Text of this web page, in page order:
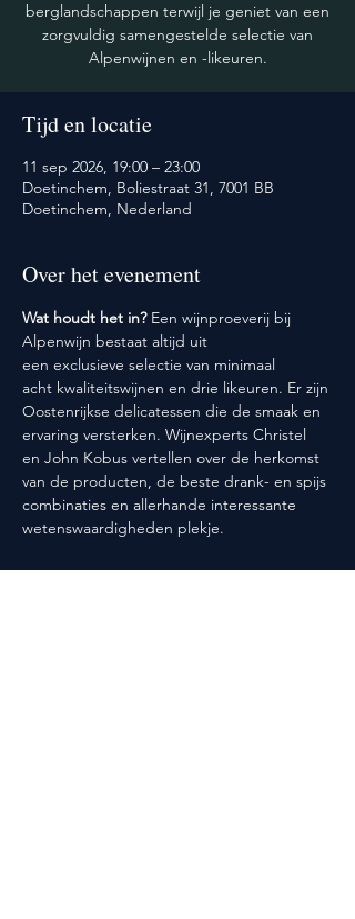
berglandschappen terwijl je geniet van een
zorgvuldig samengestelde selectie van
Alpenwijnen en -likeuren.
Tijd en locatie
11 sep 2026, 19:00 – 23:00
Doetinchem, Boliestraat 31, 7001 BB
Doetinchem, Nederland
Over het evenement
Wat houdt het in? Een wijnproeverij bij
Alpenwijn bestaat altijd uit
een exclusieve selectie van minimaal
acht kwaliteitswijnen en drie likeuren. Er zijn
Oostenrijkse delicatessen die de smaak en
ervaring versterken. Wijnexperts Christel
en John Kobus vertellen over de herkomst
van de producten, de beste drank- en spijs
combinaties en allerhande interessante
wetenswaardigheden plekje.